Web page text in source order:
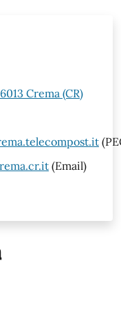
Crema (CR)
(Email)